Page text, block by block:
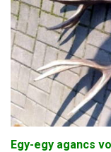
Egy-egy agancs